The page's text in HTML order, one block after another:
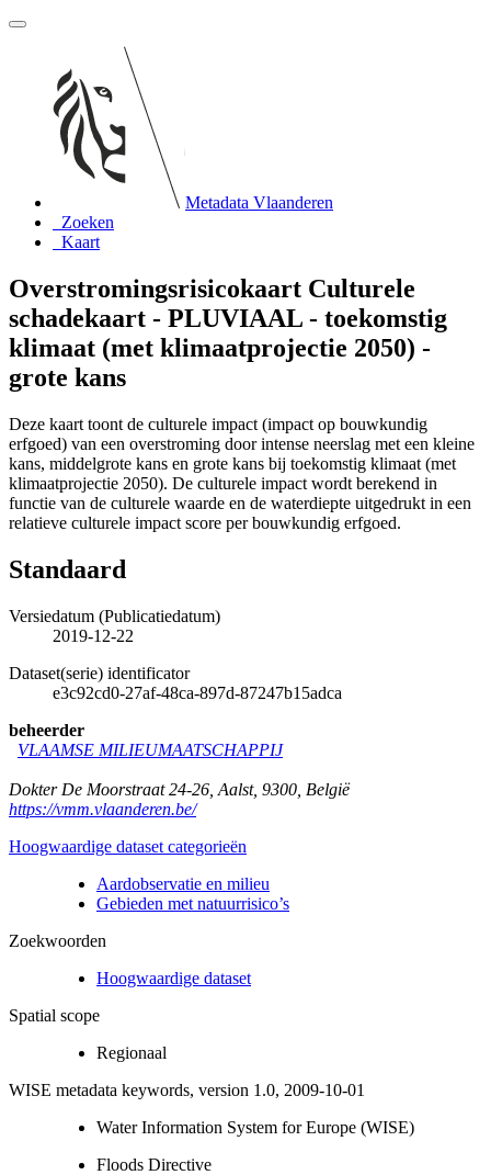
Metadata Vlaanderen
Zoeken
Kaart
Overstromingsrisicokaart Culturele
schadekaart - PLUVIAAL - toekomstig
klimaat (met klimaatprojectie 2050) -
grote kans
Deze kaart toont de culturele impact (impact op bouwkundig
erfgoed) van een overstroming door intense neerslag met een kleine
kans, middelgrote kans en grote kans bij toekomstig klimaat (met
klimaatprojectie 2050). De culturele impact wordt berekend in
functie van de culturele waarde en de waterdiepte uitgedrukt in een
relatieve culturele impact score per bouwkundig erfgoed.
Standaard
Versiedatum (Publicatiedatum)
2019-12-22
Dataset(serie) identificator
e3c92cd0-27af-48ca-897d-87247b15adca
beheerder
VLAAMSE MILIEUMAATSCHAPPIJ
Dokter De Moorstraat 24-26 Aalst, 9300 België
https://vmm.vlaanderen.be/
Hoogwaardige dataset categorieën
Aardobservatie en milieu
Gebieden met natuurrisico’s
Zoekwoorden
Hoogwaardige dataset
Spatial scope
Regionaal
WISE metadata keywords, version 1.0, 2009-10-01
Water Information System for Europe (WISE)
Floods Directive